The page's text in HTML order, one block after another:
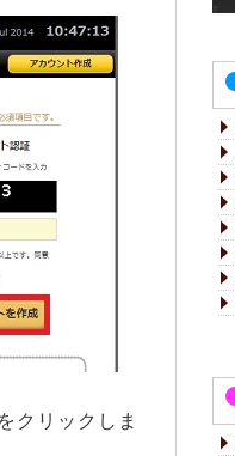
クリックしま